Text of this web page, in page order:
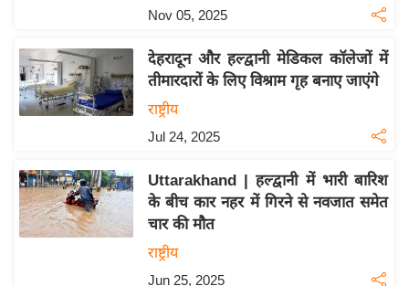
रा
य
ब
खे
ल
क्रि
Nov 05, 2025
देहरादून और हल्द्वानी मेडिकल कॉलेजों में
तीमारदारों के लिए विश्राम गृह बनाए जाएंगे
राष्ट्रीय
Jul 24, 2025
Uttarakhand | हल्द्वानी में भारी बारिश
के बीच कार नहर में गिरने से नवजात समेत
चार की मौत
राष्ट्रीय
Jun 25, 2025